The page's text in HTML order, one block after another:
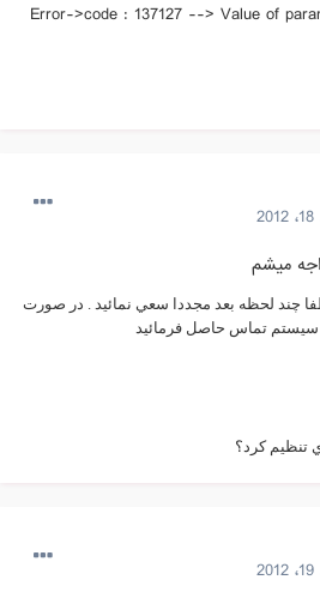
Error->code : 137127 --> Value of
ميشم
چند لحظه بعد مجددا سعي نمائيد . در صورت
سيستم تماس حاصل فرمائيد
تنظيم كرد؟